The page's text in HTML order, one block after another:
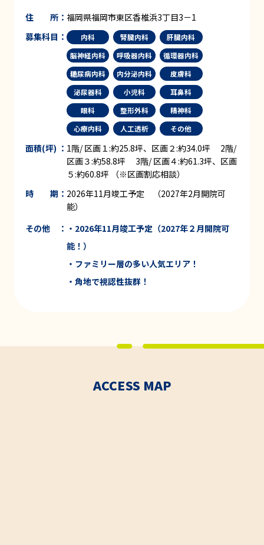
住 所： 福岡県福岡市東区香椎浜3丁目3－1
募集科目：
内科 腎臓内科
肝臓内科
脳神経内科
呼吸器内科
循環器内科
糖尿病内科
内分泌内科
皮膚科
泌尿器科
小児科
耳鼻科
眼科
整形外科
精神科
心療内科
人工透析 その他
面積(坪) ： 1階/ 区画１:約25.8坪、区画２:約34.0坪 2階/
区画３:約58.8坪 3階/ 区画４:約61.3坪、区画
５:約60.8坪 （※区画割応相談）
時 期： 2026年11月竣工予定 （2027年2月開院可
能）
その他 ： ・ 2026年11月竣工予定 （2027年２月開院可
能！）
・ファミリー層の多い人気エリア！
・角地で視認性抜群！
ACCESS MAP